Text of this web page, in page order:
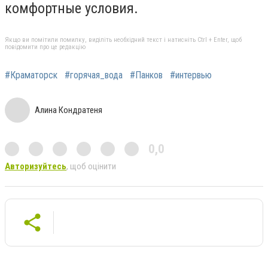
комфортные условия.
Якщо ви помітили помилку, виділіть необхідний текст і натисніть Ctrl + Enter, щоб
повідомити про це редакцію
#Краматорск #горячая_вода #Панков #интервью
Алина Кондратеня
0,0
Авторизуйтесь, щоб оцінити